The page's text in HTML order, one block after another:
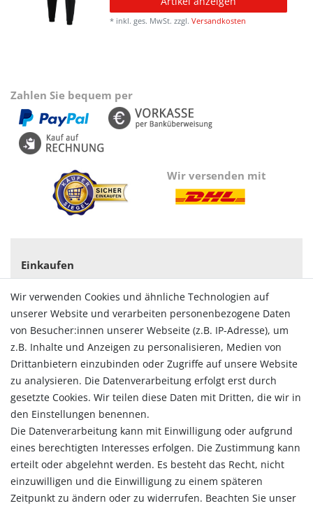
* inkl. ges. MwSt. zzgl.Versandkosten
Zahlen Sie bequem per
Wir versenden mit
Einkaufen
Versandarten & -kosten
Widerrufsrecht
Vertrag widerrufen
Konto
Login
Registrieren
Warenkorb
Zur Kasse
Allgemein
Kontakt
Datenschutzerklärung
AGB
Wir verwenden Cookies und ähnliche Technologien auf
unserer Website und verarbeiten personenbezogene Daten
von Besucher:innen unserer Webseite (z.B. IP-Adresse), um
z.B. Inhalte und Anzeigen zu personalisieren, Medien von
Drittanbietern einzubinden oder Zugriffe auf unsere Website
zu analysieren. Die Datenverarbeitung erfolgt erst durch
gesetzte Cookies. Wir teilen diese Daten mit Dritten, die wir in
den Einstellungen benennen.
Die Datenverarbeitung kann mit Einwilligung oder aufgrund
eines berechtigten Interesses erfolgen. Die Zustimmung kann
erteilt oder abgelehnt werden. Es besteht das Recht, nicht
einzuwilligen und die Einwilligung zu einem späteren
Zeitpunkt zu ändern oder zu widerrufen. Beachten Sie unser